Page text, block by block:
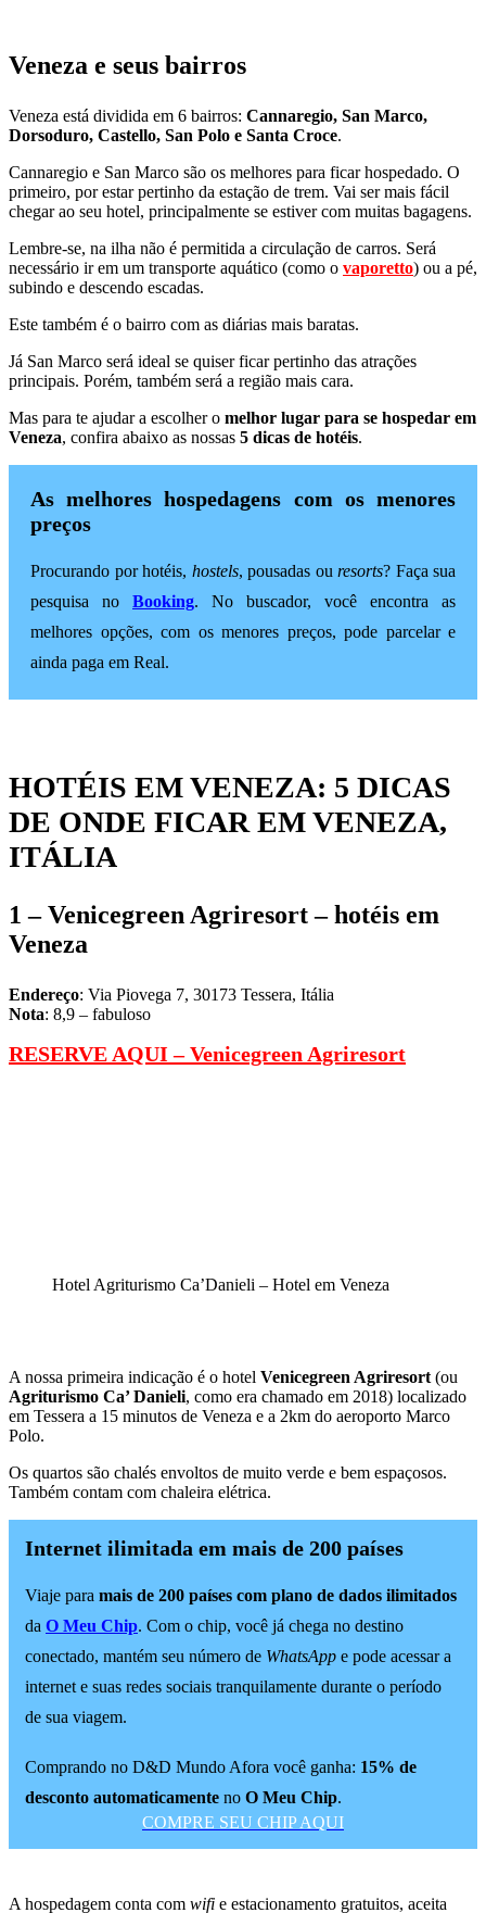
Veneza e seus bairros
Veneza está dividida em 6 bairros: Cannaregio, San Marco,
Dorsoduro, Castello, San Polo e Santa Croce.
Cannaregio e San Marco são os melhores para ficar hospedado. O
primeiro, por estar pertinho da estação de trem. Vai ser mais fácil
chegar ao seu hotel, principalmente se estiver com muitas bagagens.
Lembre-se, na ilha não é permitida a circulação de carros. Será
necessário ir em um transporte aquático (como o vaporetto) ou a pé,
subindo e descendo escadas.
Este também é o bairro com as diárias mais baratas.
Já San Marco será ideal se quiser ficar pertinho das atrações
principais. Porém, também será a região mais cara.
Mas para te ajudar a escolher o melhor lugar para se hospedar em
Veneza, confira abaixo as nossas 5 dicas de hotéis.
As melhores hospedagens com os menores
preços
Procurando por hotéis, hostels, pousadas ou resorts? Faça sua
pesquisa no Booking. No buscador, você encontra as
melhores opções, com os menores preços, pode parcelar e
ainda paga em Real.
HOTÉIS EM VENEZA: 5 DICAS
DE ONDE FICAR EM VENEZA,
ITÁLIA
1 –Venicegreen Agriresort– hotéis em
Veneza
Endereço: Via Piovega 7, 30173 Tessera, Itália
Nota: 8,9 – fabuloso
RESERVE AQUI –Venicegreen Agriresort
Hotel Agriturismo Ca’Danieli – Hotel em Veneza
A nossa primeira indicação é o hotel Venicegreen Agriresort (ou
Agriturismo Ca’ Danieli, como era chamado em 2018) localizado
em Tessera a 15 minutos de Veneza e a 2km do aeroporto Marco
Polo.
Os quartos são chalés envoltos de muito verde e bem espaçosos.
Também contam com chaleira elétrica.
Internet ilimitada em mais de 200 países
Viaje para mais de 200 países com plano de dados ilimitados
da O Meu Chip. Com o chip, você já chega no destino
conectado, mantém seu número de WhatsApp e pode acessar a
internet e suas redes sociais tranquilamente durante o período
de sua viagem.
Comprando no D&D Mundo Afora você ganha: 15% de
desconto automaticamente no O Meu Chip.
COMPRE SEU CHIP AQUI
A hospedagem conta com wifi e estacionamento gratuitos, aceita